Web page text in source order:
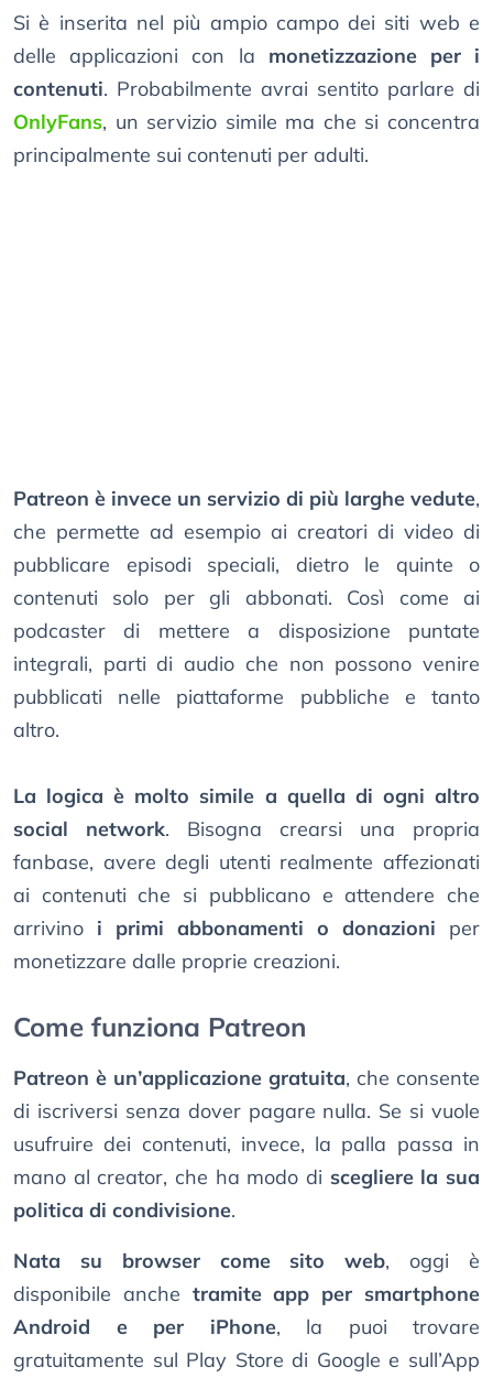
Si è inserita nel più ampio campo dei siti web e
delle applicazioni con la monetizzazione per i
contenuti. Probabilmente avrai sentito parlare di
OnlyFans, un servizio simile ma che si concentra
principalmente sui contenuti per adulti.
Patreon è invece un servizio di più larghe vedute,
che permette ad esempio ai creatori di video di
pubblicare episodi speciali, dietro le quinte o
contenuti solo per gli abbonati. Così come ai
podcaster di mettere a disposizione puntate
integrali, parti di audio che non possono venire
pubblicati nelle piattaforme pubbliche e tanto
altro.
La logica è molto simile a quella di ogni altro
social network. Bisogna crearsi una propria
fanbase, avere degli utenti realmente affezionati
ai contenuti che si pubblicano e attendere che
arrivino i primi abbonamenti o donazioni per
monetizzare dalle proprie creazioni.
Come funziona Patreon
Patreon è un’applicazione gratuita, che consente
di iscriversi senza dover pagare nulla. Se si vuole
usufruire dei contenuti, invece, la palla passa in
mano al creator, che ha modo di scegliere la sua
politica di condivisione.
Nata su browser come sito web, oggi è
disponibile anche tramite app per smartphone
Android e per iPhone, la puoi trovare
gratuitamente sul Play Store di Google e sull’App